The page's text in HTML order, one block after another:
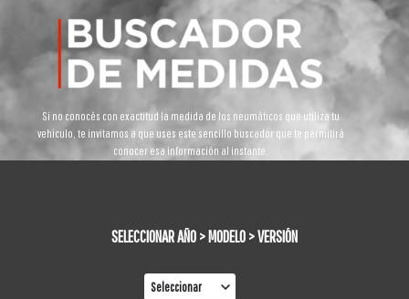
Si no conocés con exactitud la medida de los neumáticos que utiliza tu
vehículo, te invitamos a que uses este sencillo buscador que te permitirá
conocer esa información al instante.
SELECCIONAR AÑO > MODELO > VERSIÓN